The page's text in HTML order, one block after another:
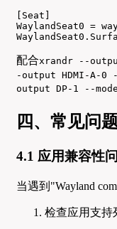
[Seat]
WaylandSeat0 =
配合xrandr --
-output HDMI-A-0
output DP-1 --
四、常见问
4.1 应用兼容性
当遇到"Wayland
检查应用支持